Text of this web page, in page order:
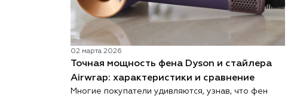
02 марта 2026
Точная мощность фена Dyson и стайлера
Airwrap: характеристики и сравнение
Многие покупатели удивляются, узнав, что фен